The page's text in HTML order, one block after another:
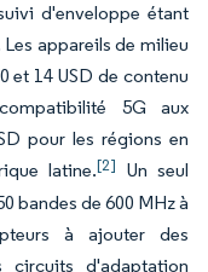
d'enveloppe étant
appareils de milieu
et 14 USD de contenu
5G aux
pour les régions en
latine.[2] Un seul
bandes de 600 MHz à
à ajouter des
circuits d'adaptation